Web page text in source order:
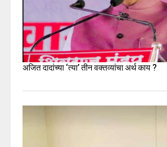
अजित दादांच्या ‘त्या’ तीन वक्तव्यांचा अर्थ काय ?